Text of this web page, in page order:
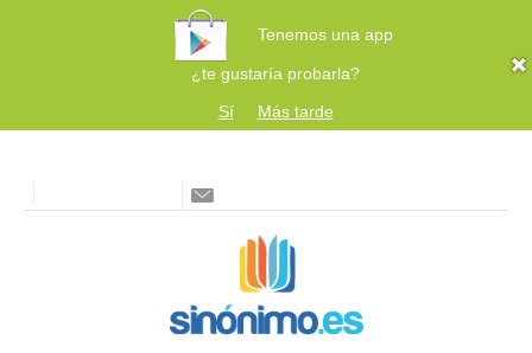
Tenemos una app
¿te gustaría probarla?
Sí
Más tarde